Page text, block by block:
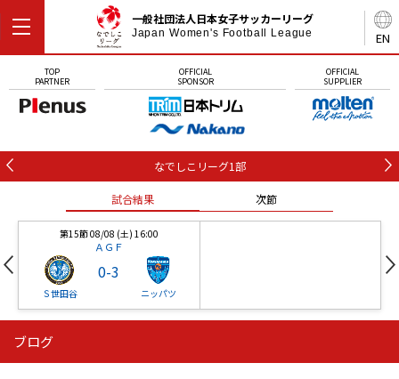
EN
一般社団法人日本女子サッカーリーグ
Japan Women's Football League
TOP
PARTNER
OFFICIAL
SPONSOR
OFFICIAL
SUPPLIER
なでしこリーグ1部
試合結果 次節
第15節 08/08 (土) 16:00
ＡＧＦ
Ｓ世田谷
0-3
ニッパツ
ニッパツ 石人の星
ブログ